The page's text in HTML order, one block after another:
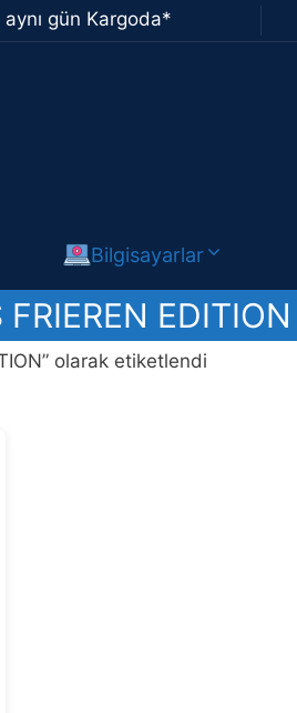
gün Kargoda*
Bilgisayarlar
FRIEREN EDITION
olarak etiketlendi